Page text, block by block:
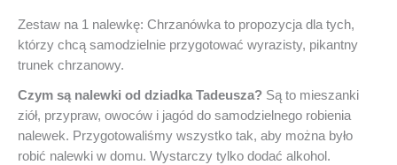
Zestaw na 1 nalewkę: Chrzanówka to propozycja dla tych,
którzy chcą samodzielnie przygotować wyrazisty, pikantny
trunek chrzanowy.
Czym są nalewki od dziadka Tadeusza? Są to mieszanki
ziół, przypraw, owoców i jagód do samodzielnego robienia
nalewek. Przygotowaliśmy wszystko tak, aby można było
robić nalewki w domu. Wystarczy tylko dodać alkohol.